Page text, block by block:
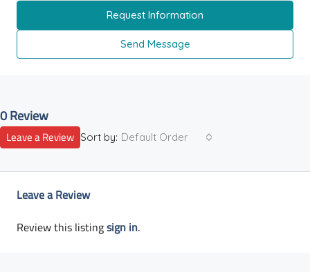
Request Information
Send Message
0 Review
Sort by: Default Order
Leave a Review
Leave a Review
Review this listingsign in.